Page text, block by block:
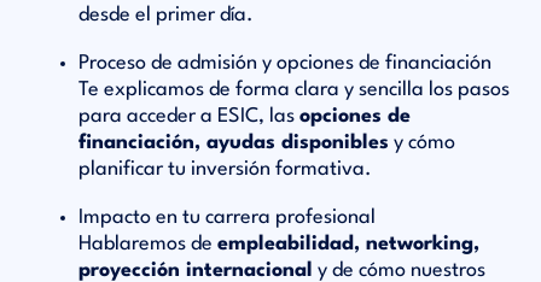
desde el primer día.
Proceso de admisión y opciones de financiación
Te explicamos de forma clara y sencilla los pasos
para acceder a ESIC, las opciones de
financiación, ayudas disponibles y cómo
planificar tu inversión formativa.
Impacto en tu carrera profesional
Hablaremos de empleabilidad, networking,
proyección internacional y de cómo nuestros